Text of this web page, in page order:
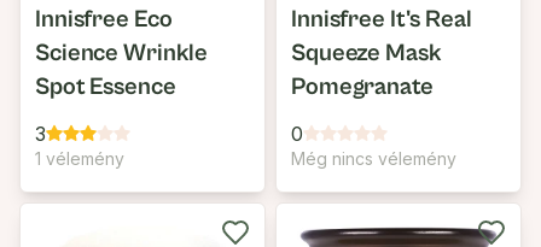
Innisfree Eco
Science Wrinkle
Spot Essence
3
1 vélemény
Innisfree It's Real
Squeeze Mask
Pomegranate
0
Még nincs vélemény